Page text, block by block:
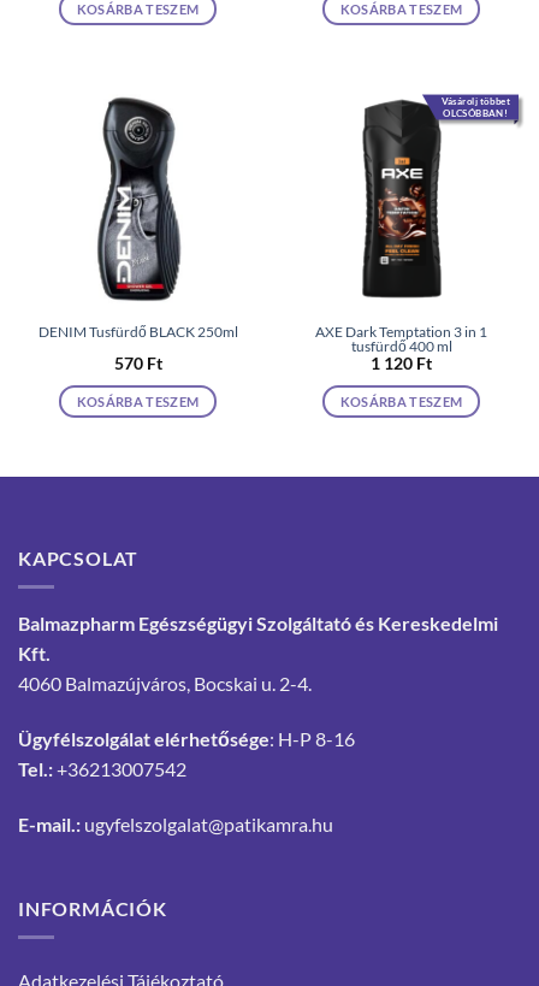
KOSÁRBA TESZEM KOSÁRBA TESZEM
DENIM Tusfürdő BLACK 250ml
570 Ft
KOSÁRBA TESZEM
Vásárolj többet
OLCSÓBBAN!
AXE Dark Temptation 3 in 1
tusfürdő 400 ml
1 120 Ft
KOSÁRBA TESZEM
KAPCSOLAT
Balmazpharm Egészségügyi Szolgáltató és Kereskedelmi
Kft.
4060 Balmazújváros, Bocskai u. 2-4.
Ügyfélszolgálat elérhetősége: H-P 8-16
Tel.:+36213007542
E-mail.: ugyfelszolgalat@patikamra.hu
INFORMÁCIÓK
Adatkezelési Tájékoztató